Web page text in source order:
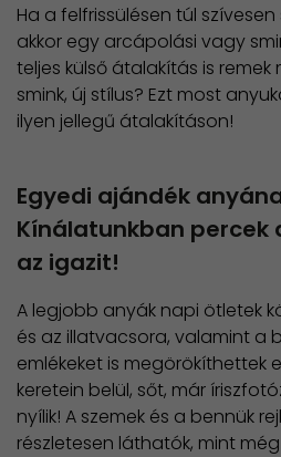
Ha a felfrissülésen túl
akkor egy arcápolási vagy
teljes külső átalakítás is remek
smink, új stílus? Ezt most
ilyen jellegű átalakításon!
Egyedi ajándék
Kínálatunkban
az igazit!
A legjobb anyák napi ötletek
és az illatvacsora, valamint a
emlékeket is megörökíthettek
keretein belül, sőt, már
nyílik! A szemek és a bennük
részletesen láthatók, mint